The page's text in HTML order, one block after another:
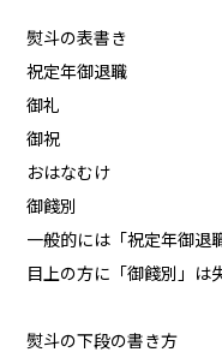
熨斗の表書き
祝定年御退職
御礼
御祝
おはなむけ
御餞別
一般的には「祝定年御退
目上の方に「御餞別」は
熨斗の下段の書き方